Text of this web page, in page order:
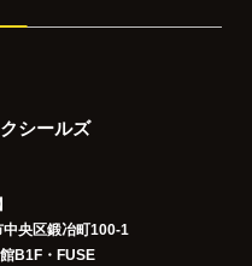
シールズ
央区鍛冶町100-1
B1F・FUSE